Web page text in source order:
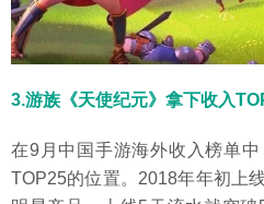
3.游族《天使纪元》拿下收入
在9月中国手游海外收入榜单
TOP25的位置。2018年年初上